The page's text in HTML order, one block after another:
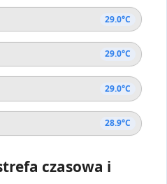
29.0°C
29.0°C
29.0°C
28.9°C
czasowa i